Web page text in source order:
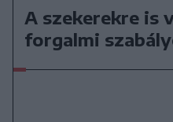
A szekerekre is
forgalmi